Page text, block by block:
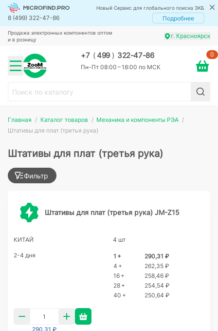
Новый Сервис для глобального поиска ЭКБ
8 (499) 322-47-86 Подробнее
Продажа электронных компонентов оптом
и в розницу
г. Красноярск
+7 (499 ) 322-47-86
Пн-Пт 08:00 – 18:00 по МСК
0
Главная Каталог товаров
Механика и компоненты РЭА
Штативы для плат (третья рука)
Штативы для плат (третья рука)
Фильтр
Штативы для плат (третья рука) JM-Z15
КИТАЙ 4 шт
2-4 дня 1 +
290,31 ₽
4 +
262,35 ₽
16 +
258,46 ₽
28 +
254,54 ₽
40 +
250,64 ₽
290,31 ₽